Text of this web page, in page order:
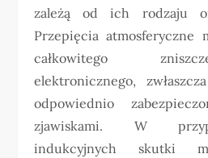
zależą od ich rodzaju
Przepięcia atmosferyczne
całkowitego
elektronicznego,
odpowiednio
zjawiskami. W
indukcyjnych skutki